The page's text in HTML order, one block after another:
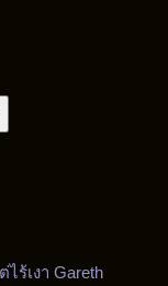
ร้เงา Gareth